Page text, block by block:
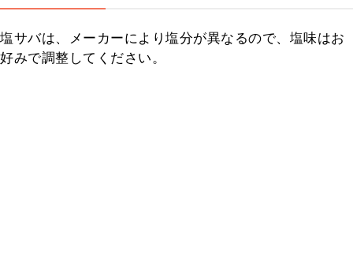
塩サバは、メーカーにより塩分が異なるので、塩味はお
好みで調整してください。